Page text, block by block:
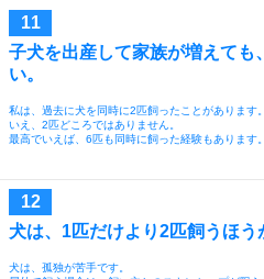
子犬を出産して家族が増えても
い。
私は、過去に犬を同時に2匹飼ったことがあります。
いえ、2匹どころではありません。
最高でいえば、6匹も同時に飼った経験もあります。
犬は、1匹だけより2匹飼うほう
犬は、孤独が苦手です。